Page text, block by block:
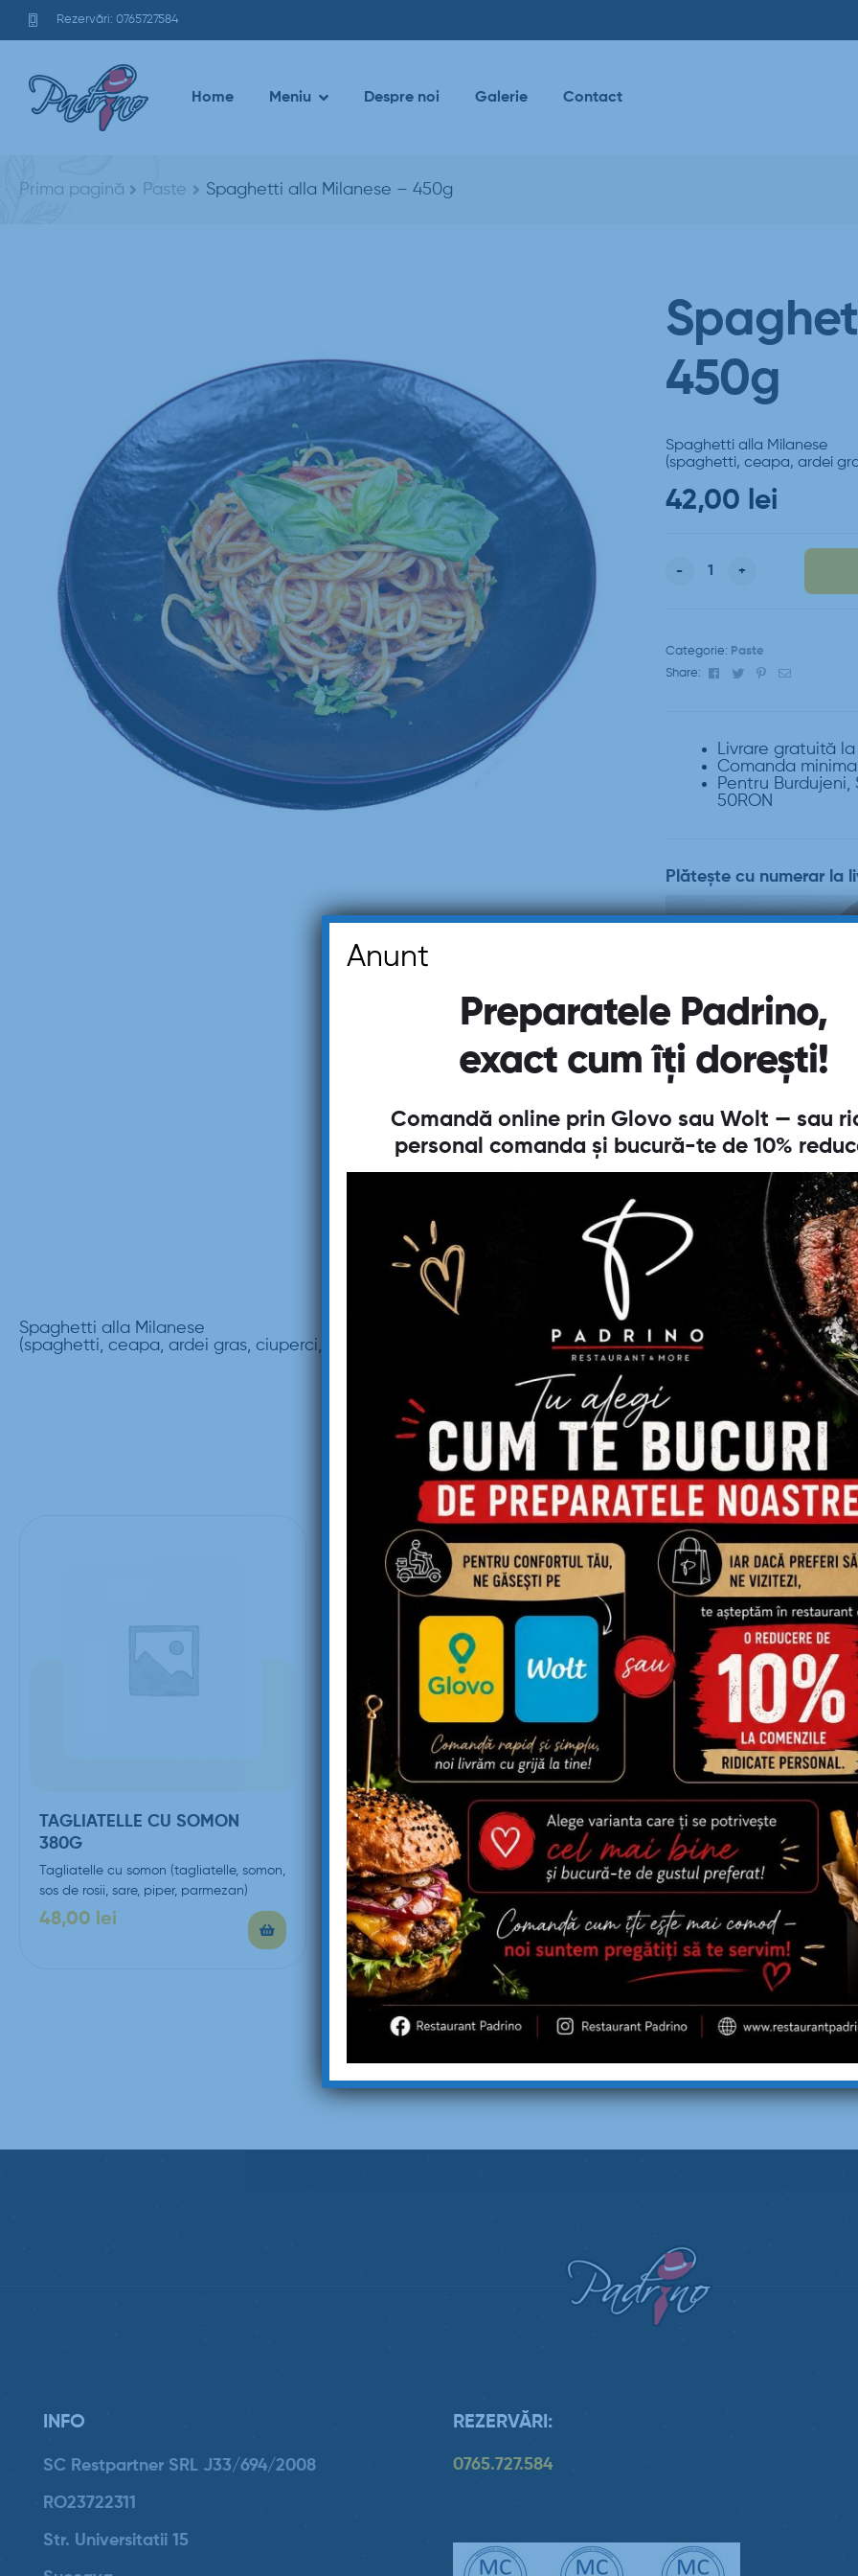
Rezervări: 0765727584
Home Meniu Despre noi Galerie Contact
Prima pagină Paste Spaghetti alla Milanese – 450g
450g
Spaghetti alla Milanese
(spaghetti, ceapa, ardei
42,00 lei
- +
Categorie: Paste
Share:
Facebook
TwitterPinterest
Email
Livrare gratuită
Comanda
Pentru
50RON
Plătește cu numerar la
Descriere
Spaghetti alla Milanese
(spaghetti, ceapa, ardei gras, ciuperci, sunca, sos de rosii, produs pentru gatit pe baza de grasimi
PRODUSE SIMILARE
TAGLIATELLE CU SOMON
380G
Tagliatelle cu somon (tagliatelle, somon,
sos de rosii, sare, piper, parmezan)
48,00 lei
SPAGHETTI ALLA CARBONARA
– 450G
Spaghetti alla Carbonara (spaghetti,
bacon, smantana, galbenus de ou,
parmezan)
42,00lei
PENNE QUATTRO
450G
Penne Quattro Formaggi
smantana vegetala,
mozzarella, parmezan)
44,00lei
INFO
SC Restpartner SRL J33/694/2008
RO23722311
Str. Universitatii 15
REZERVĂRI:
0765.727.584
Anunt
Preparatele Padrino,
exact cum îți dorești!
Comandă online prin Glovo sau Wolt — sau
personal comanda și bucură-te de 10%